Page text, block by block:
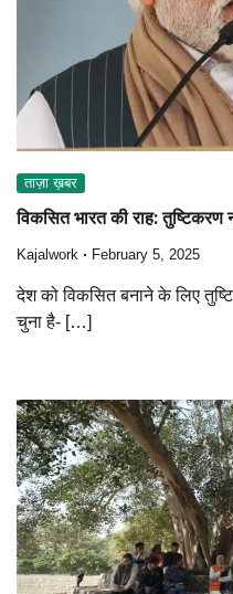
ताज़ा ख़बर
विकसित भारत की राह: तुष्टिकरण
Kajalwork February 5, 2025
देश को विकसित बनाने के लिए
चुना है- […]